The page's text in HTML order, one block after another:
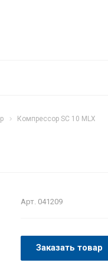
Компрессор SC 10 MLX
Арт. 041209
Заказать товар